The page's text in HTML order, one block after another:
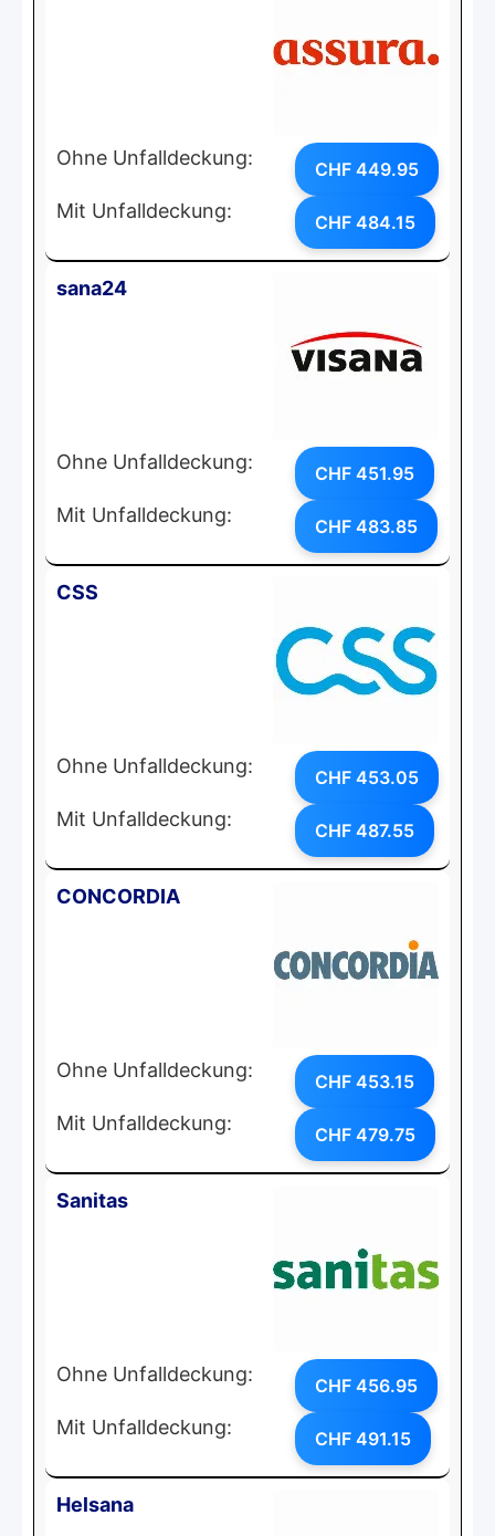
Ohne Unfalldeckung: CHF 449.95
Mit Unfalldeckung: CHF 484.15
sana24
Ohne Unfalldeckung: CHF 451.95
Mit Unfalldeckung: CHF 483.85
CSS
Ohne Unfalldeckung: CHF 453.05
Mit Unfalldeckung: CHF 487.55
CONCORDIA
Ohne Unfalldeckung: CHF 453.15
Mit Unfalldeckung: CHF 479.75
Sanitas
Ohne Unfalldeckung: CHF 456.95
Mit Unfalldeckung: CHF 491.15
Helsana